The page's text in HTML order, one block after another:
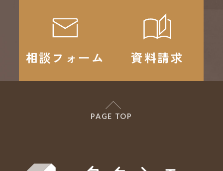
相談フォーム 資料請求
PAGE TOP